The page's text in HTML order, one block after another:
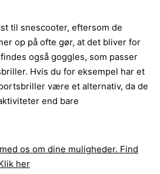
til snescooter, eftersom de
op på ofte gør, at det bliver for
også goggles, som passer
Hvis du for eksempel har et
være et alternativ, da de
end bare
os om dine muligheder. Find
her